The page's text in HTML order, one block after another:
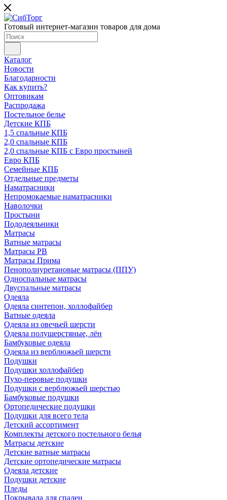
Готовый интернет-магазин товаров для дома
Каталог
Новости
Благодарности
Как купить?
Оптовикам
Распродажа
Постельное белье
Детские КПБ
1,5 спальные КПБ
2,0 спальные КПБ
2,0 спальные КПБ с Евро простыней
Евро КПБ
Семейные КПБ
Отдельные предметы
Наматрасники
Непромокаемые наматрасники
Наволочки
Простыни
Пододеяльники
Матрасы
Ватные матрасы
Матрасы РВ
Матрасы Прима
Пенополиуретановые матрасы (ППУ)
Односпальные матрасы
Двуспальные матрасы
Одеяла
Одеяла синтепон, холлофайбер
Ватные одеяла
Одеяла из овечьей шерсти
Одеяла полушерстяные, лён
Бамбуковые одеяла
Одеяла из верблюжьей шерсти
Подушки
Подушки холлофайбер
Пухо-перовые подушки
Подушки с верблюжьей шерстью
Бамбуковые подушки
Ортопедические подушки
Подушки для всего тела
Детский ассортимент
Комплекты детского постельного белья
Матрасы детские
Детские ватные матрасы
Детские ортопедические матрасы
Одеяла детские
Подушки детские
Пледы
Покрывала для спален